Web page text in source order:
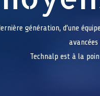
génération, d’une
Technalp est à la